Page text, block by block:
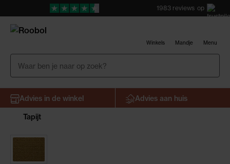
1983 reviews op
Winkels Mandje Menu
Advies in de winkel
Advies aan huis
Tapijt